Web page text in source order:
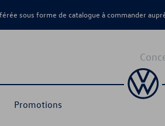
sous forme de catalogue à commander
Promotions